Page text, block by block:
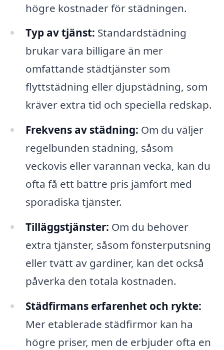
högre kostnader för städningen.
Typ av tjänst: Standardstädning
brukar vara billigare än mer
omfattande städtjänster som
flyttstädning eller djupstädning, som
kräver extra tid och speciella redskap.
Frekvens av städning: Om du väljer
regelbunden städning, såsom
veckovis eller varannan vecka, kan du
ofta få ett bättre pris jämfört med
sporadiska tjänster.
Tilläggstjänster: Om du behöver
extra tjänster, såsom fönsterputsning
eller tvätt av gardiner, kan det också
påverka den totala kostnaden.
Städfirmans erfarenhet och rykte:
Mer etablerade städfirmor kan ha
högre priser, men de erbjuder ofta en